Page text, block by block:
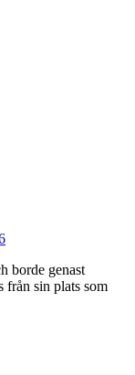
borde genast
från sin plats som